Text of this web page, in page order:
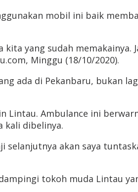
mobil ini baik
yang sudah memakainya.
Minggu (18/10/2020).
ada di Pekanbaru, bukan
Ambulance ini
kali dibelinya.
akan saya
tokoh muda Lintau